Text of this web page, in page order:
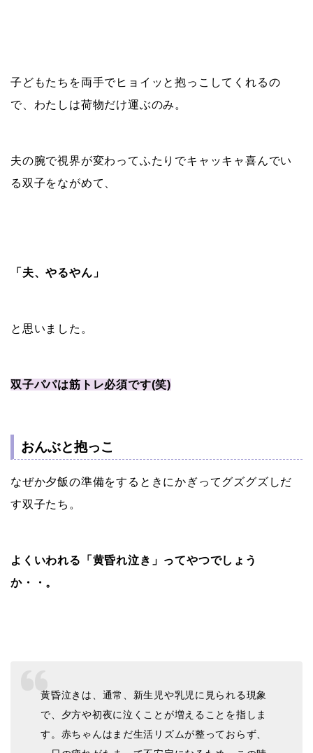
子どもたちを両手でヒョイッと抱っこしてくれるの
で、わたしは荷物だけ運ぶのみ。
夫の腕で視界が変わってふたりでキャッキャ喜んでい
る双子をながめて、
「夫、やるやん」
と思いました。
双子パパは筋トレ必須です(笑)
おんぶと抱っこ
なぜか夕飯の準備をするときにかぎってグズグズしだ
す双子たち。
よくいわれる「黄昏れ泣き」ってやつでしょう
か・・。
黄昏泣きは、通常、新生児や乳児に見られる現象
で、夕方や初夜に泣くことが増えることを指しま
す。赤ちゃんはまだ生活リズムが整っておらず、